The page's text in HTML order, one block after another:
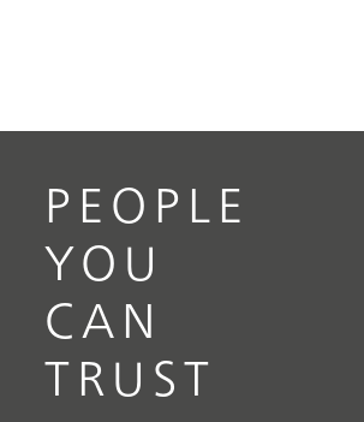
PEOPLE
YOU
CAN
TRUST